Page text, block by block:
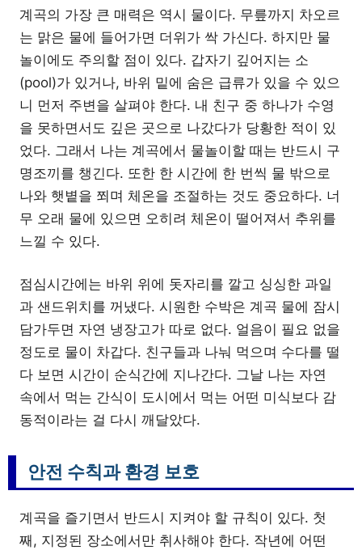
계곡의 가장 큰 매력은 역시 물이다. 무릎까지 차오르
는 맑은 물에 들어가면 더위가 싹 가신다. 하지만 물
놀이에도 주의할 점이 있다. 갑자기 깊어지는 소
(pool)가 있거나, 바위 밑에 숨은 급류가 있을 수 있으
니 먼저 주변을 살펴야 한다. 내 친구 중 하나가 수영
을 못하면서도 깊은 곳으로 나갔다가 당황한 적이 있
었다. 그래서 나는 계곡에서 물놀이할 때는 반드시 구
명조끼를 챙긴다. 또한 한 시간에 한 번씩 물 밖으로
나와 햇볕을 쬐며 체온을 조절하는 것도 중요하다. 너
무 오래 물에 있으면 오히려 체온이 떨어져서 추위를
느낄 수 있다.
점심시간에는 바위 위에 돗자리를 깔고 싱싱한 과일
과 샌드위치를 꺼냈다. 시원한 수박은 계곡 물에 잠시
담가두면 자연 냉장고가 따로 없다. 얼음이 필요 없을
정도로 물이 차갑다. 친구들과 나눠 먹으며 수다를 떨
다 보면 시간이 순식간에 지나간다. 그날 나는 자연
속에서 먹는 간식이 도시에서 먹는 어떤 미식보다 감
동적이라는 걸 다시 깨달았다.
안전 수칙과 환경 보호
계곡을 즐기면서 반드시 지켜야 할 규칙이 있다. 첫
째, 지정된 장소에서만 취사해야 한다. 작년에 어떤